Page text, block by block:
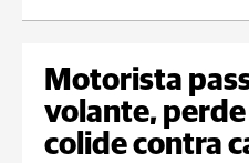
Motorista
volante,
colide contra